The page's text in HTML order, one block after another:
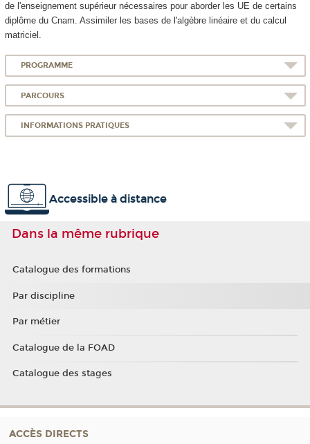
de l'enseignement supérieur nécessaires pour aborder les UE de certains
diplôme du Cnam. Assimiler les bases de l'algèbre linéaire et du calcul
matriciel.
PROGRAMME
PARCOURS
INFORMATIONS PRATIQUES
Accessible à distance
Dans la même rubrique
Catalogue des formations
Par discipline
Par métier
Catalogue de la FOAD
Catalogue des stages
ACCÈS DIRECTS